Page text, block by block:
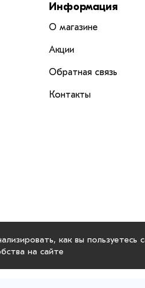
Информация
О магазине
Акции
Обратная связь
Контакты
как вы пользуетесь
на сайте